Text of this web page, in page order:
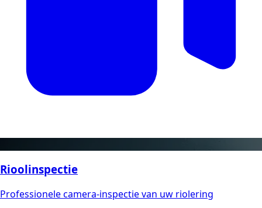
Rioolinspectie
Professionele camera-inspectie van uw riolering